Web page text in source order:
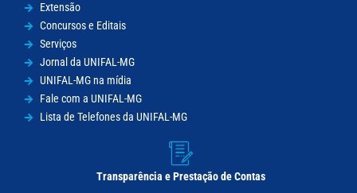
Extensão
Concursos e Editais
Serviços
Jornal da UNIFAL-MG
UNIFAL-MG na mídia
Fale com a UNIFAL-MG
Lista de Telefones da UNIFAL-MG
Transparência e Prestação de Contas